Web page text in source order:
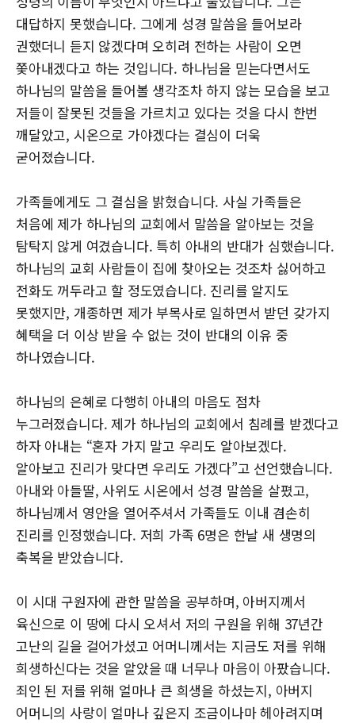
대답하지 못했습니다. 그에게 성경 말씀을 들어보라
권했더니 듣지 않겠다며 오히려 전하는 사람이 오면
쫓아내겠다고 하는 것입니다. 하나님을 믿는다면서도
하나님의 말씀을 들어볼 생각조차 하지 않는 모습을 보고
저들이 잘못된 것들을 가르치고 있다는 것을 다시 한번
깨달았고, 시온으로 가야겠다는 결심이 더욱
굳어졌습니다.
가족들에게도 그 결심을 밝혔습니다. 사실 가족들은
처음에 제가 하나님의 교회에서 말씀을 알아보는 것을
탐탁지 않게 여겼습니다. 특히 아내의 반대가 심했습니다.
하나님의 교회 사람들이 집에 찾아오는 것조차 싫어하고
전화도 꺼두라고 할 정도였습니다. 진리를 알지도
못했지만, 개종하면 제가 부목사로 일하면서 받던 갖가지
혜택을 더 이상 받을 수 없는 것이 반대의 이유 중
하나였습니다.
하나님의 은혜로 다행히 아내의 마음도 점차
누그러졌습니다. 제가 하나님의 교회에서 침례를 받겠다고
하자 아내는 “혼자 가지 말고 우리도 알아보겠다.
알아보고 진리가 맞다면 우리도 가겠다”고 선언했습니다.
아내와 아들딸, 사위도 시온에서 성경 말씀을 살폈고,
하나님께서 영안을 열어주셔서 가족들도 이내 겸손히
진리를 인정했습니다. 저희 가족 6명은 한날 새 생명의
축복을 받았습니다.
이 시대 구원자에 관한 말씀을 공부하며, 아버지께서
육신으로 이 땅에 다시 오셔서 저의 구원을 위해 37년간
고난의 길을 걸어가셨고 어머니께서는 지금도 저를 위해
희생하신다는 것을 알았을 때 너무나 마음이 아팠습니다.
죄인 된 저를 위해 얼마나 큰 희생을 하셨는지, 아버지
어머니의 사랑이 얼마나 깊은지 조금이나마 헤아려지며